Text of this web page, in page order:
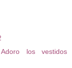
los vestidos